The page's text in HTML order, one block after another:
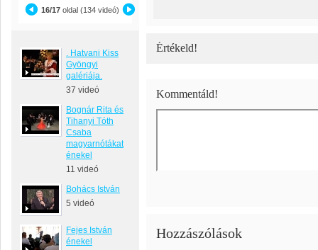
16/17 oldal (134 videó)
. Hatvani Kiss
Gyöngyi
galériája.
37 videó
Bognár Rita és
Tihanyi Tóth
Csaba
magyarnótákat
énekel
11 videó
Bohács István
5 videó
Fejes István
énekel
Értékeld!
Kommentáld!
Hozzászólások